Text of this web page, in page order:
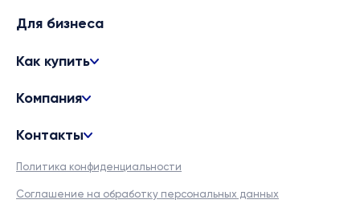
Для бизнеса
Как купить
Компания
Контакты
Политика конфиденциальности
Соглашение на обработку персональных данных